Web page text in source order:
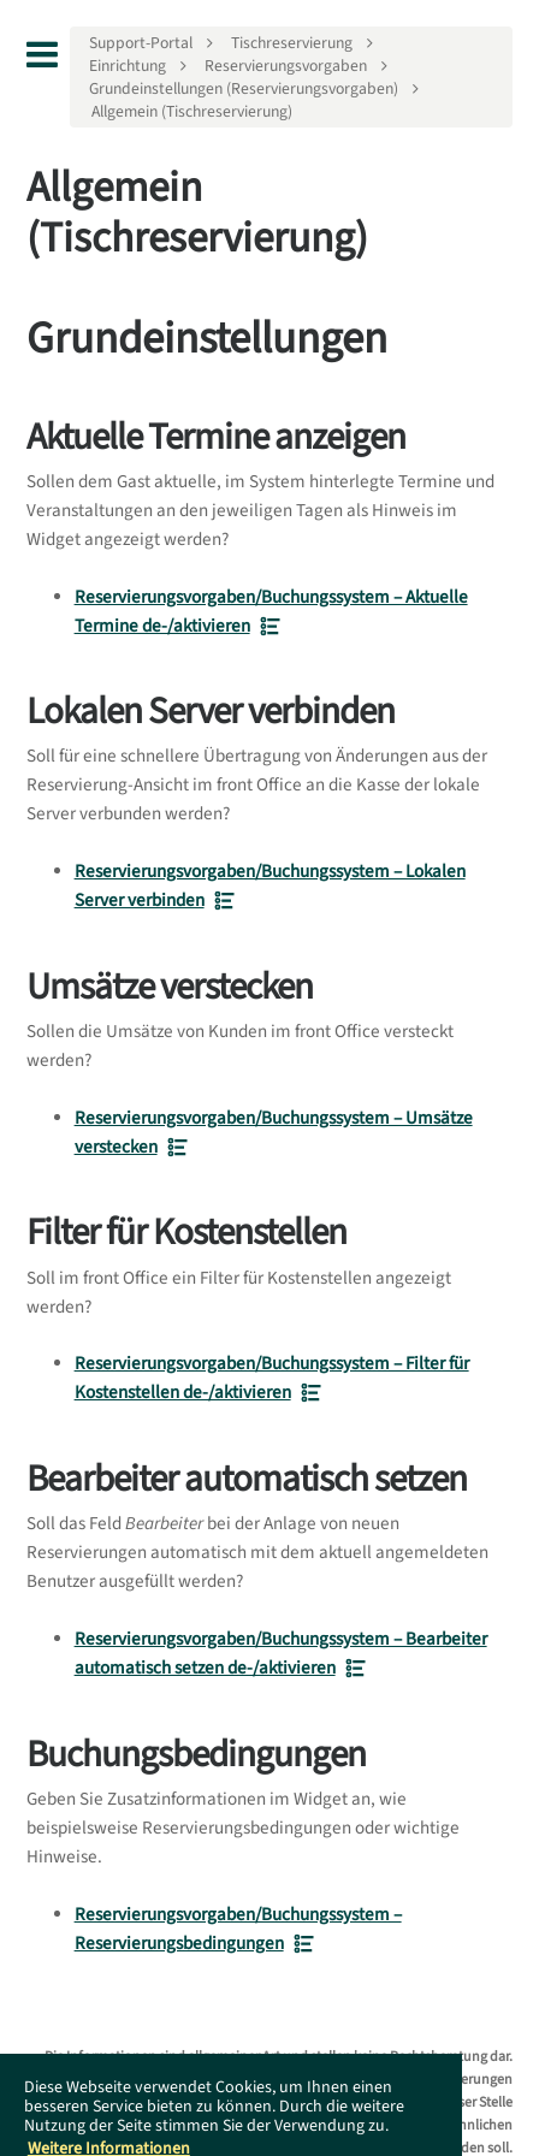
Diese Webseite verwendet Cookies, um Ihnen einen
besseren Service bieten zu können. Durch die weitere
Nutzung der Seite stimmen Sie der Verwendung zu.
Weitere Informationen
Support-Portal
Tischreservierung
Einrichtung
Reservierungsvorgaben
Grundeinstellungen (Reservierungsvorgaben)
Allgemein (Tischreservierung)
Allgemein
(Tischreservierung)
Grundeinstellungen
Aktuelle Termine anzeigen
Sollen dem Gast aktuelle, im System hinterlegte Termine und
Veranstaltungen an den jeweiligen Tagen als Hinweis im
Widget angezeigt werden?
Reservierungsvorgaben/Buchungssystem – Aktuelle
Termine de-/aktivieren
Lokalen Server verbinden
Soll für eine schnellere Übertragung von Änderungen aus der
Reservierung-Ansicht im front Office an die Kasse der lokale
Server verbunden werden?
Reservierungsvorgaben/Buchungssystem – Lokalen
Server verbinden
Umsätze verstecken
Sollen die Umsätze von Kunden im front Office versteckt
werden?
Reservierungsvorgaben/Buchungssystem – Umsätze
verstecken
Filter für Kostenstellen
Soll im front Office ein Filter für Kostenstellen angezeigt
werden?
Reservierungsvorgaben/Buchungssystem – Filter für
Kostenstellen de-/aktivieren
Bearbeiter automatisch setzen
Soll das FeldBearbeiterbei der Anlage von neuen
Reservierungen automatisch mit dem aktuell angemeldeten
Benutzer ausgefüllt werden?
Reservierungsvorgaben/Buchungssystem – Bearbeiter
automatisch setzen de-/aktivieren
Buchungsbedingungen
Geben Sie Zusatzinformationen im Widget an, wie
beispielsweise Reservierungsbedingungen oder wichtige
Hinweise.
Reservierungsvorgaben/Buchungssystem –
Reservierungsbedingungen
Die Informationen sind allgemeiner Art und stellen keine Rechtsberatung dar.
Das Supportportal erhebt keinen Anspruch auf Vollständigkeit. Änderungen
bleiben ohne Vorankündigung jederzeit vorbehalten. Es wird an dieser Stelle
darauf hingewiesen, dass die ausschließliche Verwendung der männlichen
Form geschlechtsunabhängig verstanden werden soll.